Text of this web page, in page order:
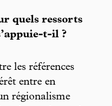
quels ressorts
t-il ?
les références
entre en
régionalisme